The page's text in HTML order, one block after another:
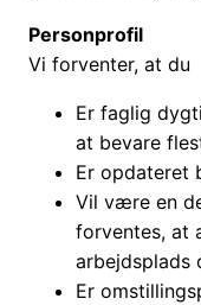
Personprofil
Vi forventer, at du
Er faglig
at bevare
Er opdateret
Vil være en
forventes, at
arbejdsplads
Er